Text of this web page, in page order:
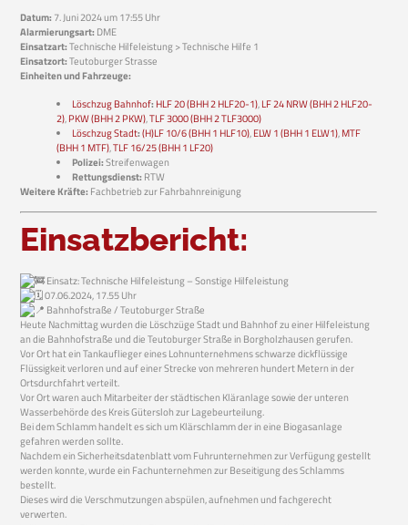
Datum:7. Juni 2024 um 17:55 Uhr
Alarmierungsart:DME
Einsatzart:Technische Hilfeleistung > Technische Hilfe 1
Einsatzort:Teutoburger Strasse
Einheiten und Fahrzeuge:
Löschzug Bahnhof: HLF 20 (BHH 2 HLF20-1),LF 24 NRW (BHH 2 HLF20-
2),PKW (BHH 2 PKW),TLF 3000 (BHH 2 TLF3000)
Löschzug Stadt:(H)LF 10/6 (BHH 1 HLF10),ELW 1 (BHH 1 ELW1),MTF
(BHH 1 MTF),TLF 16/25 (BHH 1 LF20)
Polizei:Streifenwagen
Rettungsdienst:RTW
Weitere Kräfte:Fachbetrieb zur Fahrbahnreinigung
Einsatzbericht:
Einsatz: Technische Hilfeleistung – Sonstige Hilfeleistung
07.06.2024, 17.55 Uhr
Bahnhofstraße / Teutoburger Straße
Heute Nachmittag wurden die Löschzüge Stadt und Bahnhof zu einer Hilfeleistung
an die Bahnhofstraße und die Teutoburger Straße in Borgholzhausen gerufen.
Vor Ort hat ein Tankauflieger eines Lohnunternehmens schwarze dickflüssige
Flüssigkeit verloren und auf einer Strecke von mehreren hundert Metern in der
Ortsdurchfahrt verteilt.
Vor Ort waren auch Mitarbeiter der städtischen Kläranlage sowie der unteren
Wasserbehörde des Kreis Gütersloh zur Lagebeurteilung.
Bei dem Schlamm handelt es sich um Klärschlamm der in eine Biogasanlage
gefahren werden sollte.
Nachdem ein Sicherheitsdatenblatt vom Fuhrunternehmen zur Verfügung gestellt
werden konnte, wurde ein Fachunternehmen zur Beseitigung des Schlamms
bestellt.
Dieses wird die Verschmutzungen abspülen, aufnehmen und fachgerecht
verwerten.